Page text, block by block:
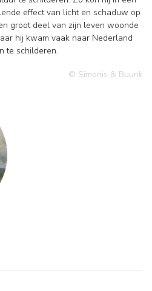
effect van licht en schaduw op
groot deel van zijn leven woonde
hij kwam vaak naar Nederland
te schilderen.
© Simonis & Buunk